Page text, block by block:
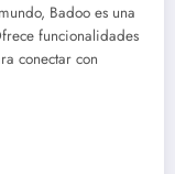
Badoo es una
funcionalidades
conectar con